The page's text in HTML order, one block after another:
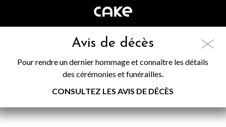
Avis de décès
Pour rendre un dernier hommage et connaître les détails
des cérémonies et funérailles.
CONSULTEZ LES AVIS DE DÉCÈS